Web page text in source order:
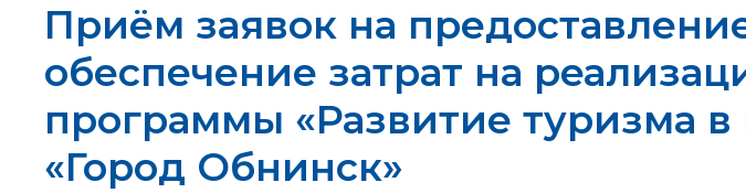
Приём заявок на
обеспечение затрат на
программы «Развитие туризма
«Город Обнинск»